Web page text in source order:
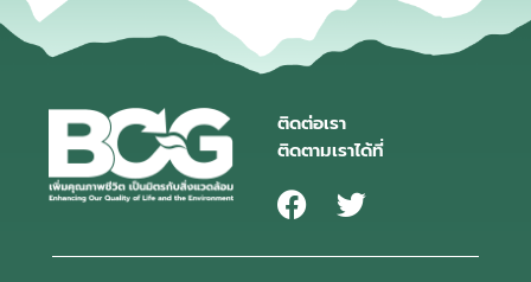
ติดต่อเรา
ติดตามเราได้ที่